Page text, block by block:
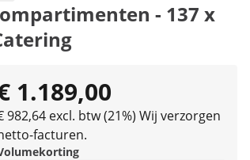
- 137 x
1.189,00
982,64 excl. btw (21%) Wij verzorgen
facturen.